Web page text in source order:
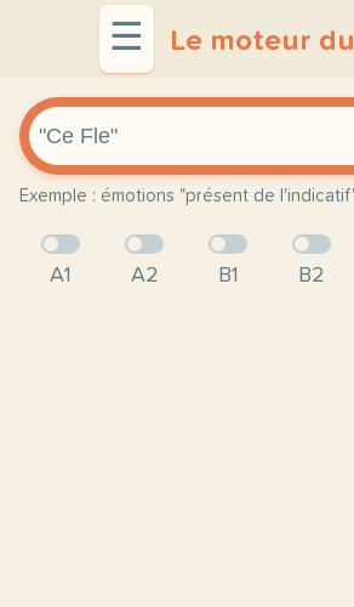
☰ Le moteur
Exemple : émotions "présent de
A1 A2 B1 B2